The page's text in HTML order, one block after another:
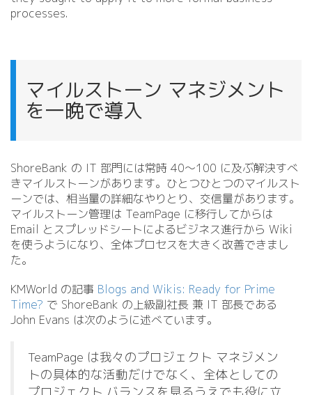
processes.
マイルストーン マネジメント
を一晩で導入
ShoreBank の IT 部門には常時 40～100 に及ぶ解決すべ
きマイルストーンがあります。ひとつひとつのマイルスト
ーンでは、相当量の詳細なやりとり、交信量があります。
マイルストーン管理は TeamPage に移行してからは
Email とスプレッドシートによるビジネス進行から Wiki
を使うようになり、全体プロセスを大きく改善できまし
た。
KMWorld の記事 Blogs and Wikis: Ready for Prime
Time? で ShoreBank の上級副社長 兼 IT 部長である
John Evans は次のように述べています。
TeamPage は我々のプロジェクト マネジメン
トの具体的な活動だけでなく、全体としての